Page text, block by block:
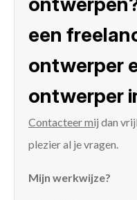
een
ontwerper
ontwerper
Contacteer mij dan
plezier al je vragen.
Mijn werkwijze?